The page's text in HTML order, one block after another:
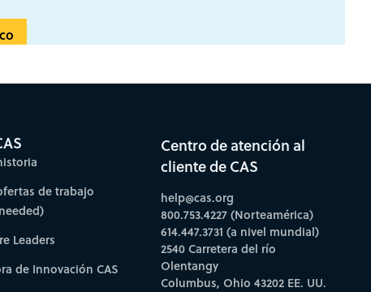
de trabajo
Leaders
de Innovación CAS
Centro de atención al
cliente de CAS
help@cas.org
800.753.4227 (Norteamérica)
614.447.3731 (a nivel mundial)
2540 Carretera del río
Olentangy
Columbus, Ohio 43202 EE. UU.